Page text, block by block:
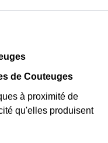
de Couteuges
à proximité de
qu'elles produisent